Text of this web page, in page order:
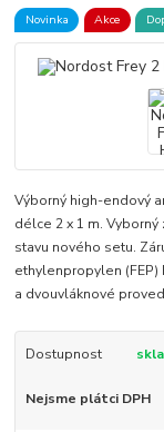
Novinka Akce
Výborný high-endový
délce 2 x 1 m.
stavu nového setu.
ethylenpropylen
a dvouvláknové
Dostupnost
Nejsme plátci DPH